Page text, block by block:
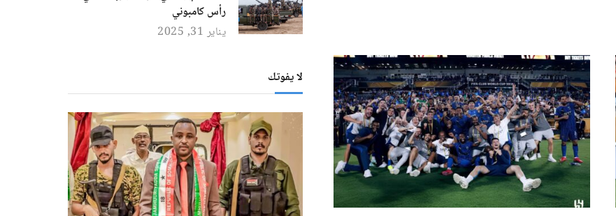
رأس كامبوني
يناير 31, 2025
لا يفوتك